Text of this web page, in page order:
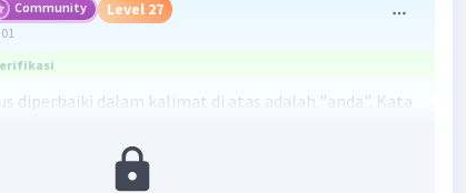
Community Level 27
diperbaiki dalam kalimat di atas adalah "anda". Kata
dan bukan di awal kalimat atau awal kalimat setelah
karena itu, kalimat yang benar adalah "Pendapat